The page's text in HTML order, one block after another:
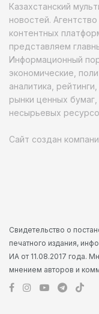
Казахстанский
новостей.
контентных
представляем
Информационный
экономические,
аналитика,
рынки ценных
несырьевых
Сайт создан
Свидетельство о
печатного издания,
ИА от 11.08.2017 года.
мнением авторов и